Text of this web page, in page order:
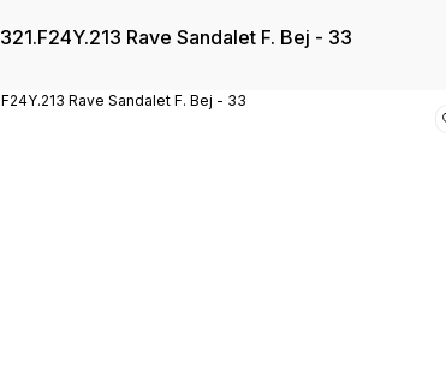
321.F24Y.213 Rave Sandalet F. Bej - 33